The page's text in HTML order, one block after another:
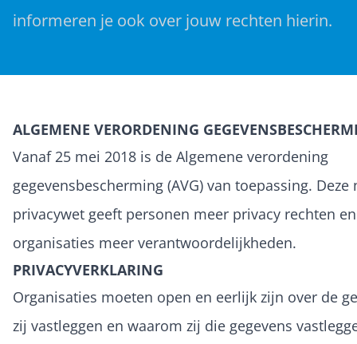
informeren je ook over jouw rechten hierin.
ALGEMENE VERORDENING
Vanaf 25 mei 2018 is de Algemene verordening
gegevensbescherming (AVG) van toepassing. Deze
privacywet geeft personen meer privacy rechten en
organisaties meer verantwoordelijkheden.
PRIVACYVERKLARING
Organisaties moeten open en eerlijk zijn over de
zij vastleggen en waarom zij die gegevens